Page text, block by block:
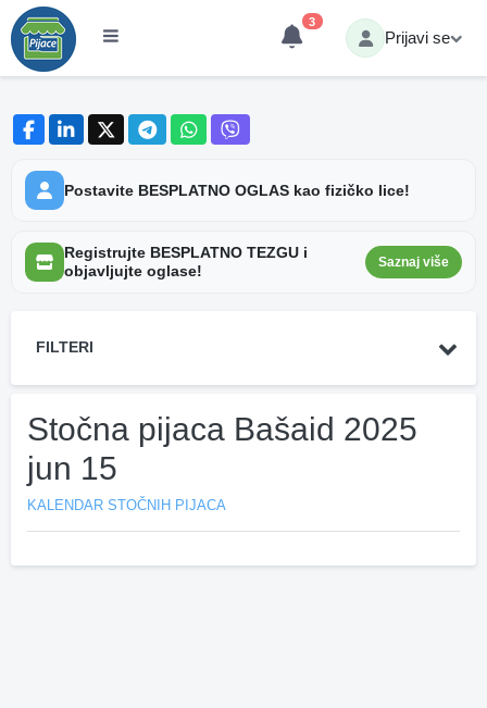
3
Prijavi se
Postavite BESPLATNO OGLAS kao fizičko lice!
Registrujte BESPLATNO TEZGU i
objavljujte oglase!
Saznaj više
FILTERI
Stočna pijaca Bašaid 2025
jun 15
KALENDAR STOČNIH PIJACA